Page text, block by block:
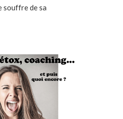
souffre de sa